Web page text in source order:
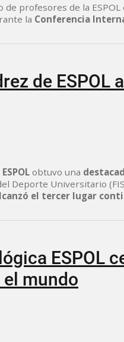
profesores de la ESPOL
la Conferencia
de
obtuvo una
Deporte Universitario
el tercer lugar
ESPOL
mundo